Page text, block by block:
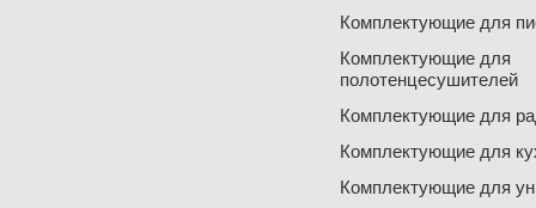
Комплектующие для
Комплектующие для
полотенцесушителей
Комплектующие для
Комплектующие для
Комплектующие для